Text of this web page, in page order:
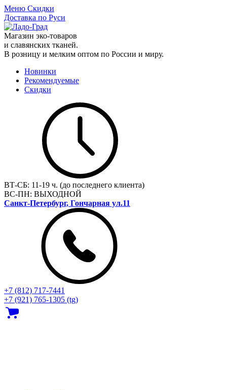
Меню Скидки
Доставка по Руси
Магазин эко-товаров
и славянских тканей.
В розницу и мелким оптом по России и миру.
Новинки
Рекомендуемые
Скидки
ВТ-СБ: 11-19 ч. (до последнего клиента)
ВС-ПН: ВЫХОДНОЙ
Санкт-Петербург, Гончарная ул.11
+7 (812) 717‑7441
+7 (921) 765-1305 (tg)